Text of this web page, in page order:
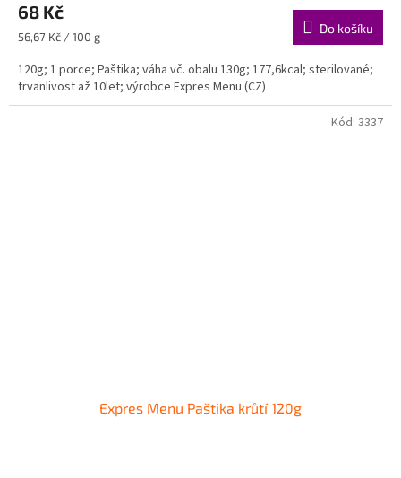
68 Kč
Měrná
56,67 Kč / 100 g
Do košíku
120g; 1 porce; Paštika; váha vč. obalu 130g; 177,6kcal; sterilované;
trvanlivost až 10let; výrobce Expres Menu (CZ)
Expres Menu Paštika krůtí 120g
Kód: 3337